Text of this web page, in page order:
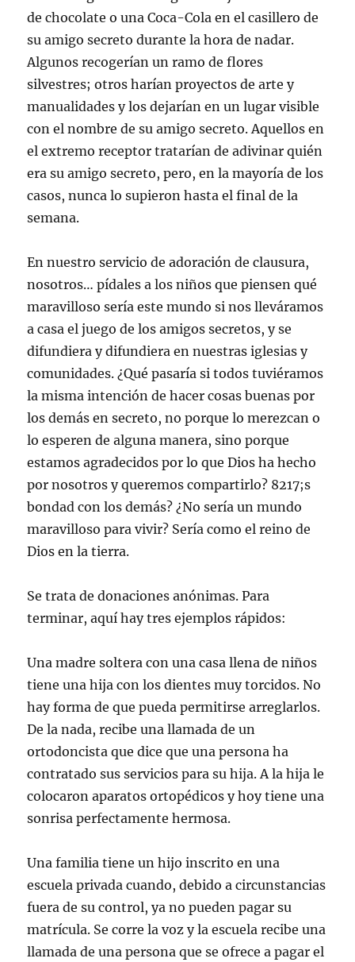
de chocolate o una Coca-Cola en el casillero de
su amigo secreto durante la hora de nadar.
Algunos recogerían un ramo de flores
silvestres; otros harían proyectos de arte y
manualidades y los dejarían en un lugar visible
con el nombre de su amigo secreto. Aquellos en
el extremo receptor tratarían de adivinar quién
era su amigo secreto, pero, en la mayoría de los
casos, nunca lo supieron hasta el final de la
semana.
En nuestro servicio de adoración de clausura,
nosotros… pídales a los niños que piensen qué
maravilloso sería este mundo si nos lleváramos
a casa el juego de los amigos secretos, y se
difundiera y difundiera en nuestras iglesias y
comunidades. ¿Qué pasaría si todos tuviéramos
la misma intención de hacer cosas buenas por
los demás en secreto, no porque lo merezcan o
lo esperen de alguna manera, sino porque
estamos agradecidos por lo que Dios ha hecho
por nosotros y queremos compartirlo? 8217;s
bondad con los demás? ¿No sería un mundo
maravilloso para vivir? Sería como el reino de
Dios en la tierra.
Se trata de donaciones anónimas. Para
terminar, aquí hay tres ejemplos rápidos:
Una madre soltera con una casa llena de niños
tiene una hija con los dientes muy torcidos. No
hay forma de que pueda permitirse arreglarlos.
De la nada, recibe una llamada de un
ortodoncista que dice que una persona ha
contratado sus servicios para su hija. A la hija le
colocaron aparatos ortopédicos y hoy tiene una
sonrisa perfectamente hermosa.
Una familia tiene un hijo inscrito en una
escuela privada cuando, debido a circunstancias
fuera de su control, ya no pueden pagar su
matrícula. Se corre la voz y la escuela recibe una
llamada de una persona que se ofrece a pagar el